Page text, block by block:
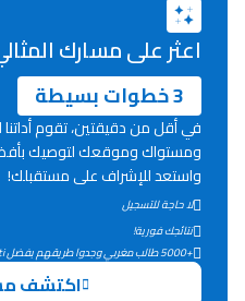
اعثر على مسارك
3 خطوات بسيطة
في أقل من دقيقتين، تقوم أداتنا
ومستواك وموقعك لتوصيك بأفضل
واستعد للإشراف على مستقبلك!
لا حاجة للتسجيل
نتائجك فورية!
+5000 طالب مغربي وجدوا طريقهم بفضل 9rayti.
اكتشف